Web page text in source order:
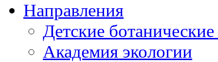
Направления
Детские
Академия экологии